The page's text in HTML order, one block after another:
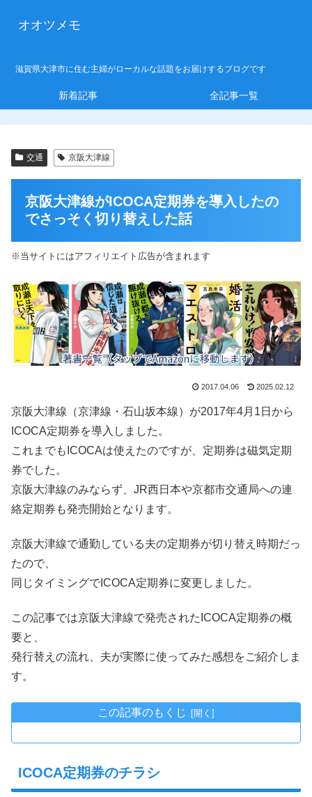
オオツメモ
滋賀県大津市に住む主婦がローカルな話題をお届けするブログです
新着記事 全記事一覧
交通 京阪大津線
京阪大津線がICOCA定期券を導入したの
でさっそく切り替えした話
※当サイトにはアフィリエイト広告が含まれます
2017.04.06 2025.02.12
京阪大津線（京津線・石山坂本線）が2017年4月1日から
ICOCA定期券を導入しました。
これまでもICOCAは使えたのですが、定期券は磁気定期
券でした。
京阪大津線のみならず、JR西日本や京都市交通局への連
絡定期券も発売開始となります。
京阪大津線で通勤している夫の定期券が切り替え時期だっ
たので、
同じタイミングでICOCA定期券に変更しました。
この記事では京阪大津線で発売されたICOCA定期券の概
要と、
発行替えの流れ、夫が実際に使ってみた感想をご紹介しま
す。
この記事のもくじ
ICOCA定期券のチラシ